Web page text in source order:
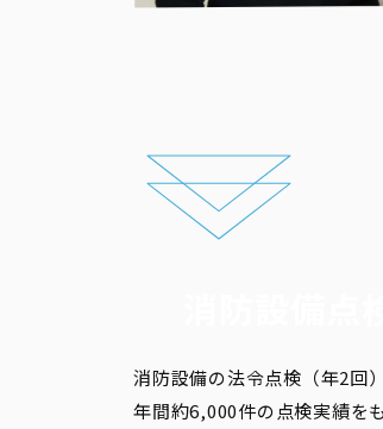
消防設備の法令点検（年2回
年間約6,000件の点検実績を